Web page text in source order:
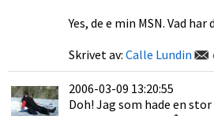
Yes, de e min MSN. Vad har
Skrivet av: Calle Lundin
2006-03-09 13:20:55
Doh! Jag som hade en